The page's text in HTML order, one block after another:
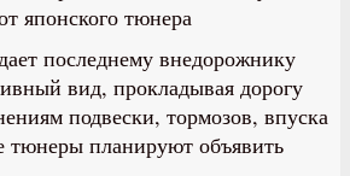
последнему внедорожнику
вид, прокладывая дорогу
подвески, тормозов, впуска
тюнеры планируют объявить